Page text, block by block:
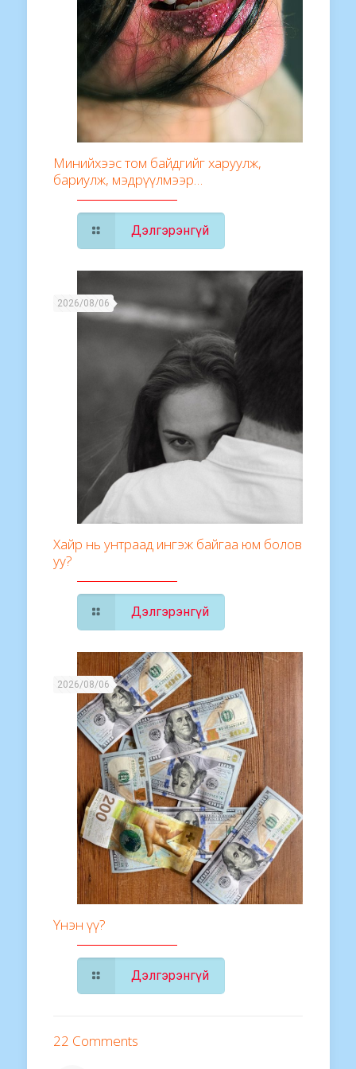
Минийхээс том байдгийг харуулж,
бариулж, мэдрүүлмээр…
Дэлгэрэнгүй
2026/08/06
Хайр нь унтраад ингэж байгаа юм болов
уу?
Дэлгэрэнгүй
2026/08/06
Үнэн үү?
Дэлгэрэнгүй
22 Comments